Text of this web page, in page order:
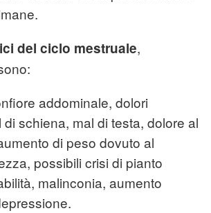
del ciclo mestruale,
addominale, dolori
schiena, mal di testa, dolore al
di peso dovuto al
possibili crisi di pianto
malinconia, aumento